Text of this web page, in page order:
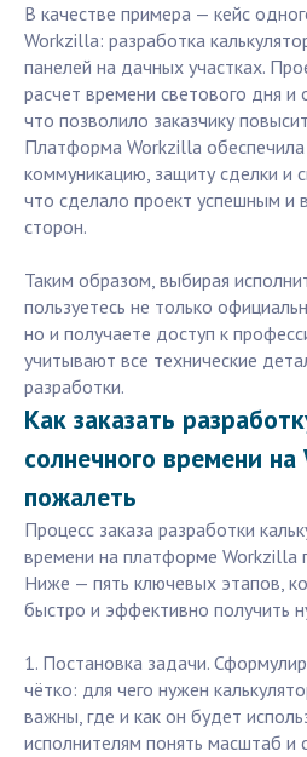
В качестве примера — кейс
Workzilla: разработка
панелей на дачных участках.
расчет времени светового дня
что позволило заказчику
Платформа Workzilla
коммуникацию, защиту сделки и
что сделало проект успешным и
сторон.
Таким образом, выбирая
пользуетесь не только
но и получаете доступ к
учитывают все технические
разработки.
Как заказать
солнечного времени
пожалеть
Процесс заказа разработки
времени на платформе Workzilla
Ниже — пять ключевых этапов,
быстро и эффективно получить
1. Постановка задачи.
чётко: для чего нужен
важны, где и как он будет
исполнителям понять масштаб и